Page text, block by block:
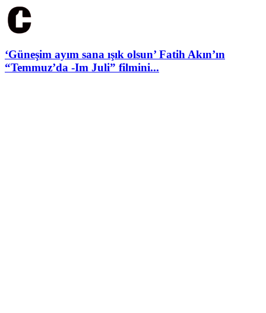
‘Güneşim ayım sana ışık olsun’ Fatih Akın’ın
“Temmuz’da -Im Juli” filmini...